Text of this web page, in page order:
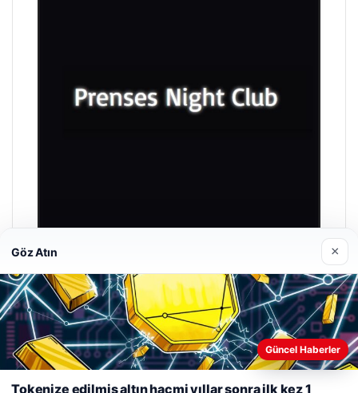
Prenses Night Club
Nisan 29, 2026
Web sitemizi nasıl kullandığınızı daha iyi anlayabilmek,
Göz Atın ×
Güncel Haberler
Tokenize edilmiş altın hacmi yıllar sonra ilk kez 1